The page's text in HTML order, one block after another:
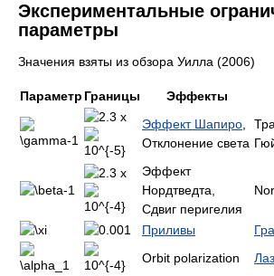
Экспериментальные
параметры
Значения взяты из обзора Уилла (2006)
Параметр Границы Эффекты
x
Эффект Шапиро
Отклонение света
x
Эффект
Нордтведта,
Сдвиг перигелия
Приливы
Orbit polarization